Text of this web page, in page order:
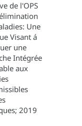
de l'OPS
Une
Visant á
une
Intégrée
aux
2019